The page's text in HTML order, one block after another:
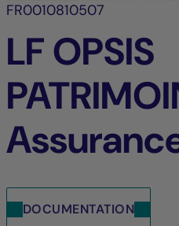
FR0010810507
LF OPSIS
DOCUMENTATION